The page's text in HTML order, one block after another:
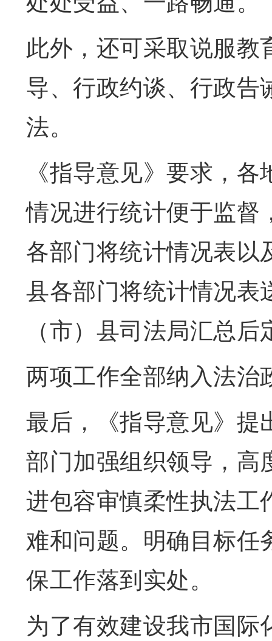
此外，还可采取说服教
导、行政约谈、行政告
法。
《指导意见》要求，
情况进行统计便于监督
各部门将统计情况表以
县各部门将统计情况表
（市）县司法局汇总
两项工作全部纳入法治
最后，《指导意见》提
部门加强组织领导，高
进包容审慎柔性执法工
难和问题。明确目标任
保工作落到实处。
为了有效建设我市国际